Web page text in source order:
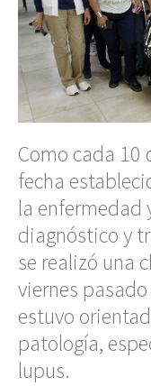
Como cada 10
fecha
la enfermedad
diagnóstico y
se realizó una
viernes
estuvo
patología,
lupus.